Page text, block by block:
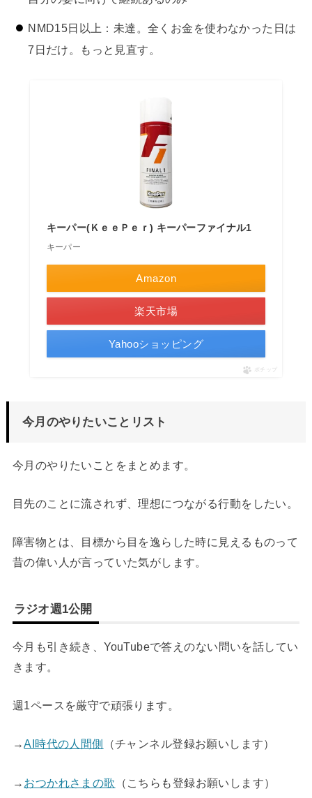
NMD15日以上：未達。全くお金を使わなかった日は
7日だけ。もっと見直す。
キーパー(ＫｅｅＰｅｒ) キーパーファイナル1
キーパー
Amazon
楽天市場
Yahooショッピング
ポチップ
今月のやりたいことリスト
今月のやりたいことをまとめます。
目先のことに流されず、理想につながる行動をしたい。
障害物とは、目標から目を逸らした時に見えるものって
昔の偉い人が言っていた気がします。
ラジオ週1公開
今月も引き続き、YouTubeで答えのない問いを話してい
きます。
週1ペースを厳守で頑張ります。
→AI時代の人間側 （チャンネル登録お願いします）
→ おつかれさまの歌 （こちらも登録お願いします）